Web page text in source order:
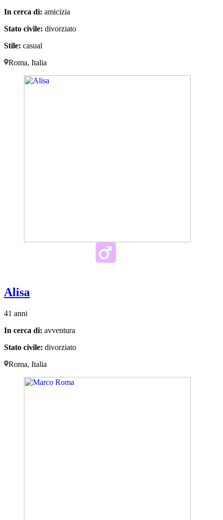
In cerca di: amicizia
Stato civile: divorziato
Stile: casual
Roma, Italia
Alisa
41 anni
In cerca di: avventura
Stato civile: divorziato
Roma, Italia